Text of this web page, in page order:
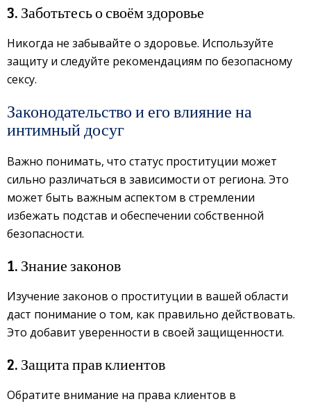
3. Заботьтесь о своём здоровье
Никогда не забывайте о здоровье. Используйте
защиту и следуйте рекомендациям по безопасному
сексу.
Законодательство и его влияние на
интимный досуг
Важно понимать, что статус проституции может
сильно различаться в зависимости от региона. Это
может быть важным аспектом в стремлении
избежать подстав и обеспечении собственной
безопасности.
1. Знание законов
Изучение законов о проституции в вашей области
даст понимание о том, как правильно действовать.
Это добавит уверенности в своей защищенности.
2. Защита прав клиентов
Обратите внимание на права клиентов в